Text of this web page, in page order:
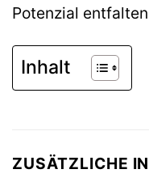
Potenzial
Inhalt
ZUSÄTZLICHE